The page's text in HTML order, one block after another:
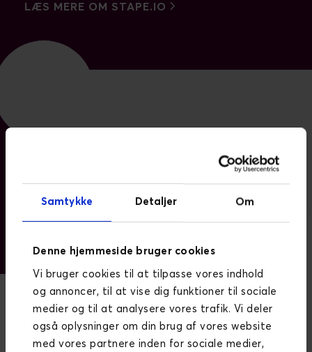
Samtykke Detaljer Om
Denne hjemmeside bruger cookies
Vi bruger cookies til at tilpasse vores indhold
og annoncer, til at vise dig funktioner til sociale
medier og til at analysere vores trafik. Vi deler
også oplysninger om din brug af vores website
med vores partnere inden for sociale medier,
LÆS MERE OM STAPE.IO
Hvordan kan vi hjælpe?